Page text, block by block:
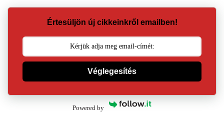
Értesüljön új cikkeinkről emailben!
Véglegesítés
Powered by